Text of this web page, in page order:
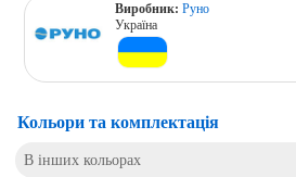
Виробник:Руно
Україна
Кольори та комплектація
В інших кольорах